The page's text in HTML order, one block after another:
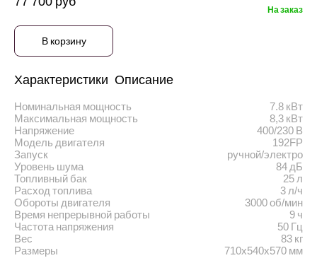
На заказ
В корзину
Характеристики Описание
Номинальная мощность
7.8 кВт
Максимальная мощность
8,3 кВт
Напряжение
400/230 В
Модель двигателя
192FP
Запуск
ручной/электро
Уровень шума
84 дБ
Топливный бак
25 л
Расход топлива
3 л/ч
Обороты двигателя
3000 об/мин
Время непрерывной работы
9 ч
Частота напряжения
50 Гц
Вес
83 кг
Размеры
710х540х570 мм